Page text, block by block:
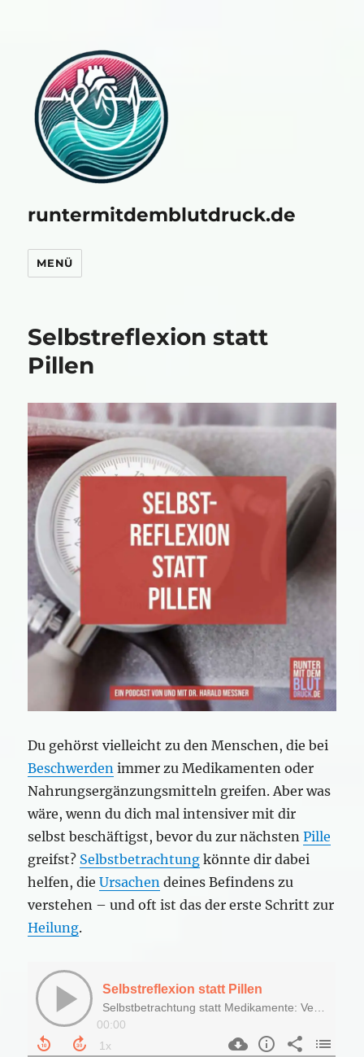
runtermitdemblutdruck.de
MENÜ
Selbstreflexion statt
Pillen
Du gehörst vielleicht zu den Menschen, die bei
Beschwerden immer zu Medikamenten oder
Nahrungsergänzungsmitteln greifen. Aber was
wäre, wenn du dich mal intensiver mit dir
selbst beschäftigst, bevor du zur nächstenPille
greifst? Selbstbetrachtung könnte dir dabei
helfen, dieUrsachen deines Befindens zu
verstehen – und oft ist das der erste Schritt zur
Heilung.